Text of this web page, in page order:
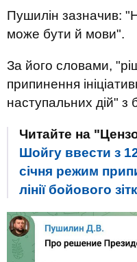
Пушилін зазначив:
може бути й мови".
За його словами,
припинення
наступальних дій" з
Читайте на
Шойгу ввести з
січня режим
лінії бойового